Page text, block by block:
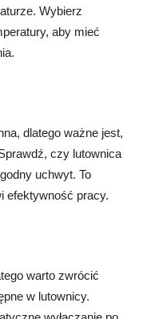
Wybierz
aby mieć
dlatego ważne jest,
czy lutownica
uchwyt. To
efektywność pracy.
warto zwrócić
w lutownicy.